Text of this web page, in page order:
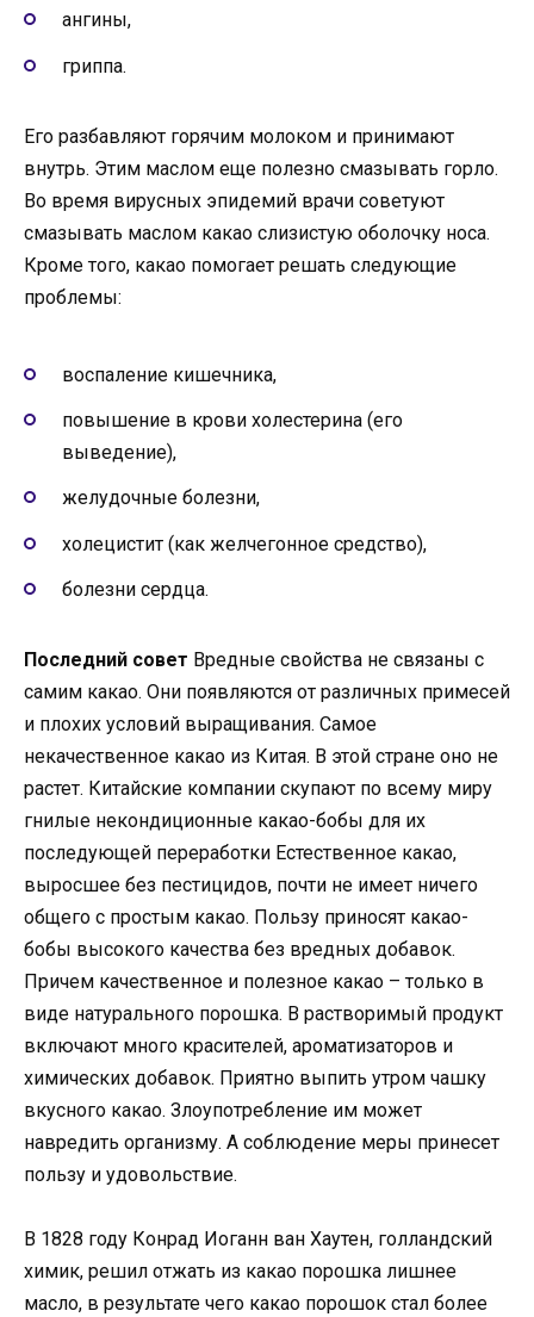
ангины,
гриппа.
Его разбавляют горячим молоком и принимают
внутрь. Этим маслом еще полезно смазывать горло.
Во время вирусных эпидемий врачи советуют
смазывать маслом какао слизистую оболочку носа.
Кроме того, какао помогает решать следующие
проблемы:
воспаление кишечника,
повышение в крови холестерина (его
выведение),
желудочные болезни,
холецистит (как желчегонное средство),
болезни сердца.
Последний совет Вредные свойства не связаны с
самим какао. Они появляются от различных примесей
и плохих условий выращивания. Самое
некачественное какао из Китая. В этой стране оно не
растет. Китайские компании скупают по всему миру
гнилые некондиционные какао-бобы для их
последующей переработки Естественное какао,
выросшее без пестицидов, почти не имеет ничего
общего с простым какао. Пользу приносят какао-
бобы высокого качества без вредных добавок.
Причем качественное и полезное какао – только в
виде натурального порошка. В растворимый продукт
включают много красителей, ароматизаторов и
химических добавок. Приятно выпить утром чашку
вкусного какао. Злоупотребление им может
навредить организму. А соблюдение меры принесет
пользу и удовольствие.
В 1828 году Конрад Иоганн ван Хаутен, голландский
химик, решил отжать из какао порошка лишнее
масло, в результате чего какао порошок стал более